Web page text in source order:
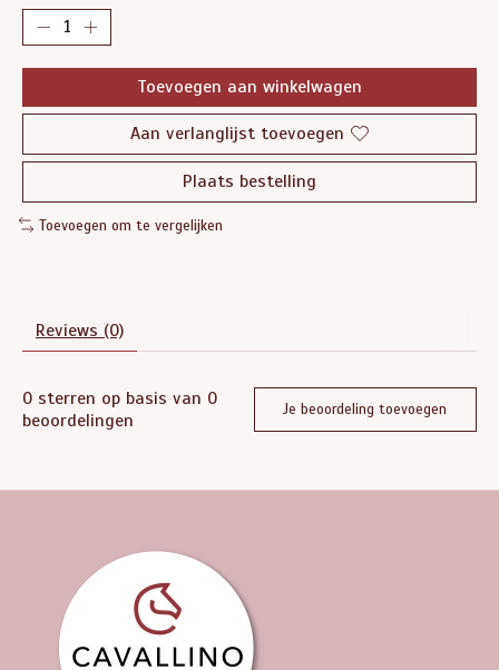
Toevoegen aan winkelwagen
Aan verlanglijst toevoegen
Plaats bestelling
Toevoegen om te vergelijken
Reviews (0)
0 sterren op basis van 0
beoordelingen
Je beoordeling toevoegen